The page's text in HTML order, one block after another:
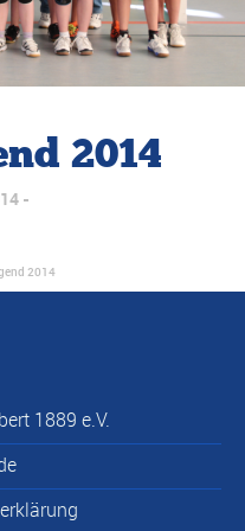
2014
2014
1889 e.V.